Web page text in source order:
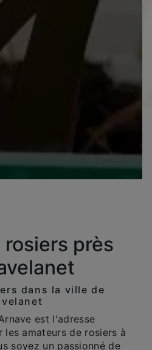
près
dans la ville de
est l'adresse
les amateurs de rosiers à
soyez un passionné de